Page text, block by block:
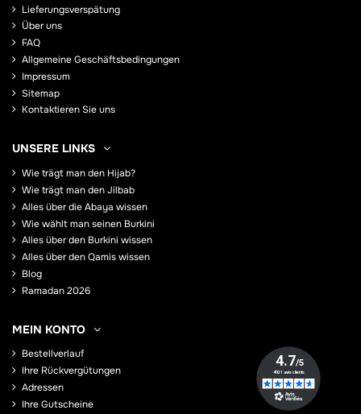
Lieferungsverspätung
Über uns
FAQ
Allgemeine Geschäftsbedingungen
Impressum
Sitemap
Kontaktieren Sie uns
UNSERE LINKS
Wie trägt man den Hijab?
Wie trägt man den Jilbab
Alles über die Abaya wissen
Wie wählt man seinen Burkini
Alles über den Burkini wissen
Alles über den Qamis wissen
Blog
Ramadan 2026
MEIN KONTO
Bestellverlauf
Ihre Rückvergütungen
Adressen
Ihre Gutscheine